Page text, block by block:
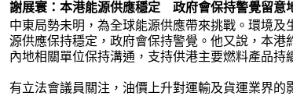
謝展寰：本港能源供應穩定 政府會保持警覺留意
中東局勢未明，為全球能源供應帶來挑戰。環境及
源供應保持穩定，政府會保持警覺。他又說，本港
內地相關單位保持溝通，支持供港主要燃料產品持
有立法會議員關注，油價上升對運輸及貨運業界的